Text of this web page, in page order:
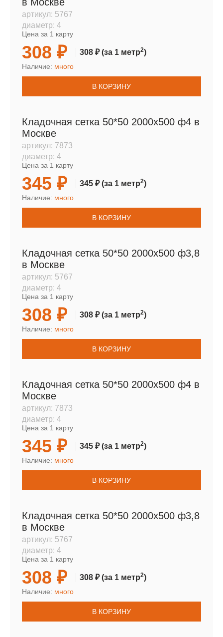
артикул: 5767
диаметр: 4
Цена за 1 карту
308 ₽ 308 ₽(за 1 метр2)
Наличие: много
В КОРЗИНУ
Кладочная сетка 50*50 2000х500 ф4 в
Москве
артикул: 7873
диаметр: 4
Цена за 1 карту
345 ₽ 345 ₽(за 1 метр2)
Наличие: много
В КОРЗИНУ
Кладочная сетка 50*50 2000х500 ф3,8
в Москве
артикул: 5767
диаметр: 4
Цена за 1 карту
308 ₽ 308 ₽(за 1 метр2)
Наличие: много
В КОРЗИНУ
Кладочная сетка 50*50 2000х500 ф4 в
Москве
артикул: 7873
диаметр: 4
Цена за 1 карту
345 ₽ 345 ₽(за 1 метр2)
Наличие: много
В КОРЗИНУ
Кладочная сетка 50*50 2000х500 ф3,8
в Москве
артикул: 5767
диаметр: 4
Цена за 1 карту
308 ₽ 308 ₽(за 1 метр2)
Наличие: много
В КОРЗИНУ